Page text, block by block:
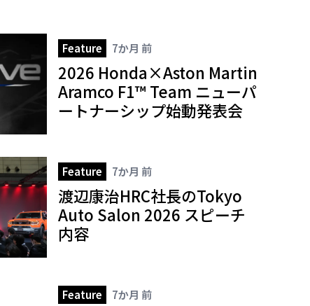
Feature 7か月 前
2026 Honda×Aston Martin
Aramco F1™ Team ニューパ
ートナーシップ始動発表会
Feature 7か月 前
渡辺康治HRC社長のTokyo
Auto Salon 2026 スピーチ
内容
Feature 7か月 前